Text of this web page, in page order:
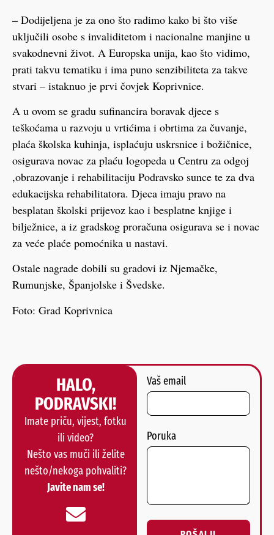
– Dodijeljena je za ono što radimo kako bi što više
uključili osobe s invaliditetom i nacionalne manjine u
svakodnevni život. A Europska unija, kao što vidimo,
prati takvu tematiku i ima puno senzibiliteta za takve
stvari – istaknuo je prvi čovjek Koprivnice.
A u ovom se gradu sufinancira boravak djece s
teškoćama u razvoju u vrtićima i obrtima za čuvanje,
plaća školska kuhinja, isplaćuju uskrsnice i božičnice,
osigurava novac za plaću logopeda u Centru za odgoj
,obrazovanje i rehabilitaciju Podravsko sunce te za dva
edukacijska rehabilitatora. Djeca imaju pravo na
besplatan školski prijevoz kao i besplatne knjige i
bilježnice, a iz gradskog proračuna osigurava se i novac
za veće plaće pomoćnika u nastavi.
Ostale nagrade dobili su gradovi iz Njemačke,
Rumunjske, Španjolske i Švedske.
Foto: Grad Koprivnica
HALO,
PODRAVSKI!
Imate priču, vijest, fotku
ili video?
Nešto vas muči ili želite
nešto/nekoga pohvaliti?
Javite nam se!
Vaš email
Poruka